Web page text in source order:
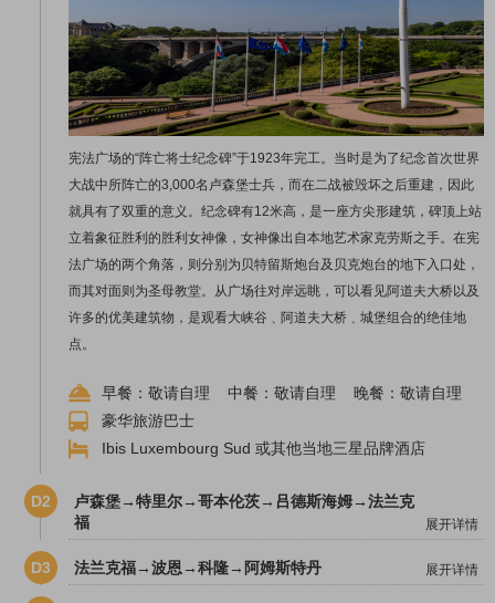
宪法广场的“阵亡将士纪念碑”于1923年完工。当时是为了纪念首次世界
大战中所阵亡的3,000名卢森堡士兵，而在二战被毁坏之后重建，因此
就具有了双重的意义。纪念碑有12米高，是一座方尖形建筑，碑顶上站
立着象征胜利的胜利女神像，女神像出自本地艺术家克劳斯之手。在宪
法广场的两个角落，则分别为贝特留斯炮台及贝克炮台的地下入口处，
而其对面则为圣母教堂。从广场往对岸远眺，可以看见阿道夫大桥以及
许多的优美建筑物，是观看大峡谷﹑阿道夫大桥﹑城堡组合的绝佳地
点。
早餐：敬请自理 中餐：敬请自理 晚餐：敬请自理
豪华旅游巴士
Ibis Luxembourg Sud 或其他当地三星品牌酒店
D2
卢森堡→特里尔→哥本伦茨→吕德斯海姆→法兰克
福
展开详情
D3 法兰克福→波恩→科隆→阿姆斯特丹 展开详情